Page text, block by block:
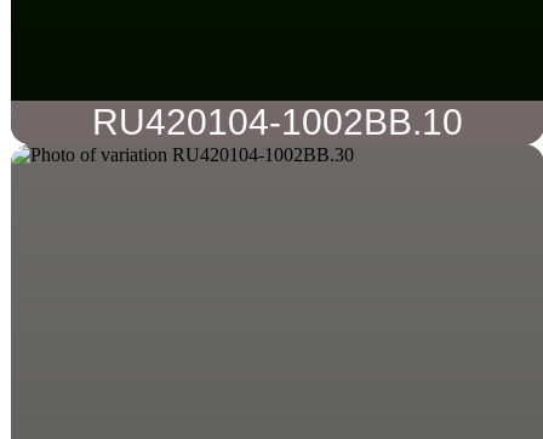
RU420104-1002BB.10